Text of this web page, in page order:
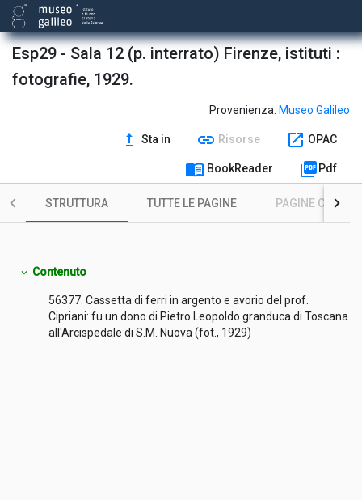
Esp29 - Sala 12 (p. interrato) Firenze, istituti :
fotografie, 1929.
Provenienza: Museo Galileo
upgrade Sta in link Risorse open_in_new OPAC
menu_book BookReader picture_as_pdf Pdf
STRUTTURA TUTTE LE PAGINE PAGINE CON
expand_more Contenuto
56377. Cassetta di ferri in argento e avorio del prof.
Cipriani: fu un dono di Pietro Leopoldo granduca di Toscana
all'Arcispedale di S.M. Nuova (fot., 1929)